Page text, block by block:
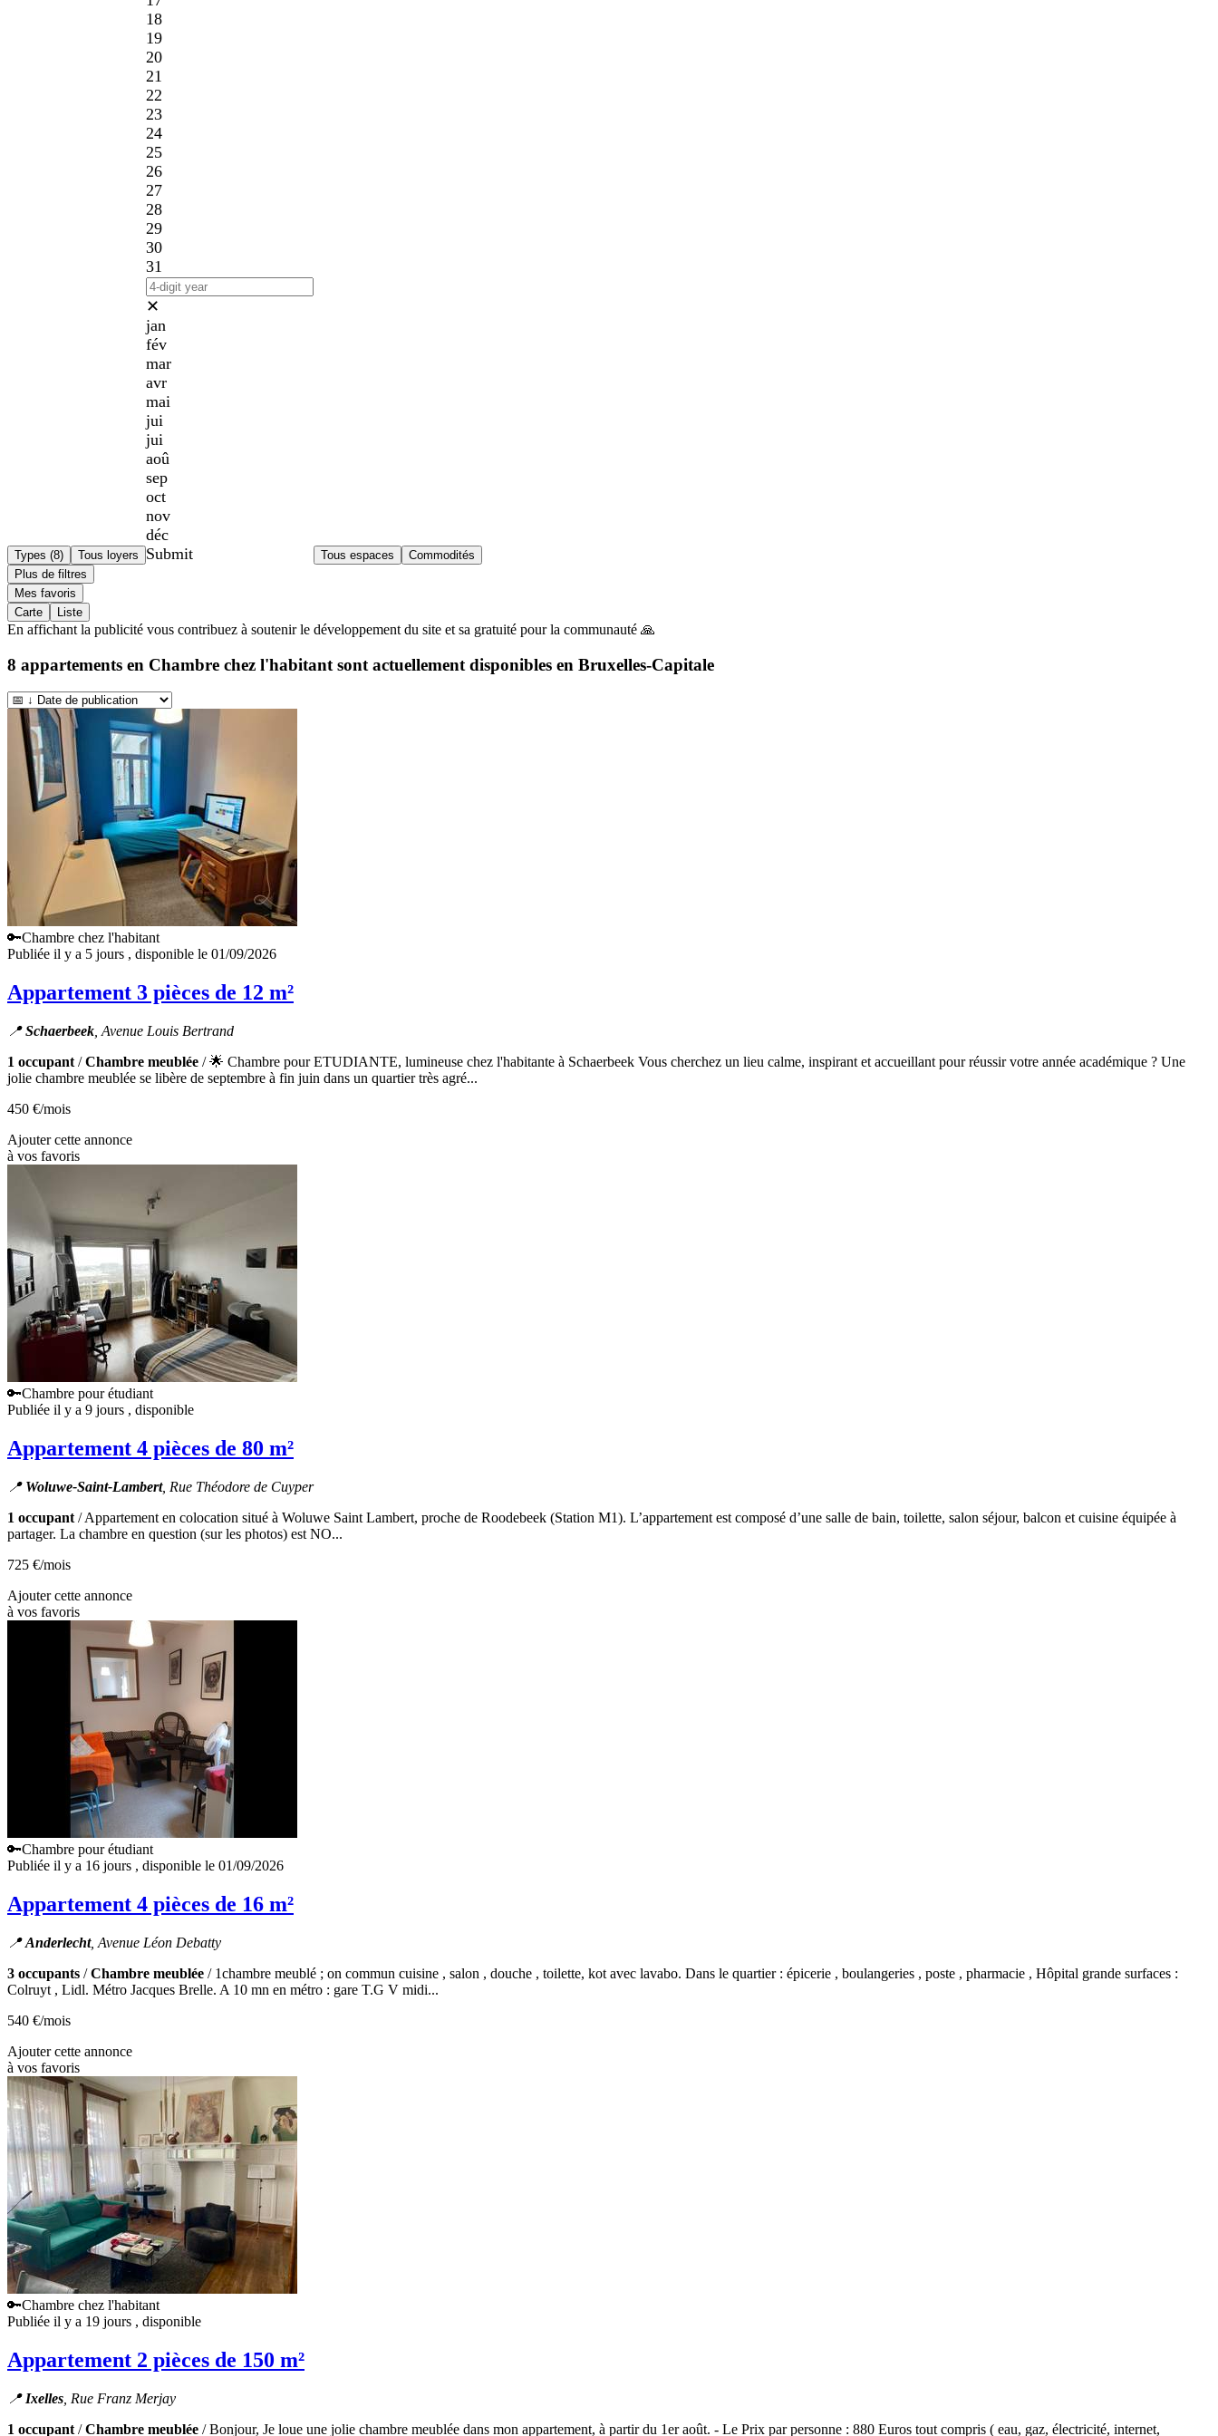
Types (8) Tous loyers
18
19
20
21
22
23
24
25
26
27
28
29
30
31
✕
jan
fév
mar
avr
mai
jui
jui
aoû
sep
oct
nov
déc
Submit
Tous espaces
Commodités
Plus de filtres
Mes favoris
Carte
Liste
En affichant la publicité vous contribuez à soutenir le développement du site et sa gratuité pour la communauté 🙏
8 appartements en Chambre chez l'habitant sont actuellement disponibles en Bruxelles-Capitale
🔑Chambre chez l'habitant
Publiée il y a 5 jours , disponible le 01/09/2026
Appartement 3 pièces de 12 m²
📍Schaerbeek , Avenue Louis Bertrand
1 occupant /Chambre meublée / 🌟 Chambre pour ETUDIANTE, lumineuse chez l'habitante à Schaerbeek Vous cherchez un lieu calme, inspirant et accueillant pour réussir votre année académique ? Une
jolie chambre meublée se libère de septembre à fin juin dans un quartier très agré...
450 €/mois
Ajouter cette annonce
à vos favoris
🔑Chambre pour étudiant
Publiée il y a 9 jours , disponible
Appartement 4 pièces de 80 m²
📍 Woluwe-Saint-Lambert, Rue Théodore de Cuyper
1 occupant / Appartement en colocation situé à Woluwe Saint Lambert, proche de Roodebeek (Station M1). L’appartement est composé d’une salle de bain, toilette, salon séjour, balcon et cuisine équipée à
partager. La chambre en question (sur les photos) est NO...
725 €/mois
Ajouter cette annonce
à vos favoris
🔑Chambre pour étudiant
Publiée il y a 16 jours , disponible le 01/09/2026
Appartement 4 pièces de 16 m²
📍Anderlecht, Avenue Léon Debatty
3 occupants /Chambre meublée / 1chambre meublé ; on commun cuisine , salon , douche , toilette, kot avec lavabo. Dans le quartier : épicerie , boulangeries , poste , pharmacie , Hôpital grande surfaces :
Colruyt , Lidl. Métro Jacques Brelle. A 10 mn en métro : gare T.G V midi...
540 €/mois
Ajouter cette annonce
à vos favoris
🔑Chambre chez l'habitant
Publiée il y a 19 jours , disponible
Appartement 2 pièces de 150 m²
📍 Ixelles , Rue Franz Merjay
1 occupant /Chambre meublée / Bonjour, Je loue une jolie chambre meublée dans mon appartement, à partir du 1er août. - Le Prix par personne : 880 Euros tout compris ( eau, gaz, électricité, internet,